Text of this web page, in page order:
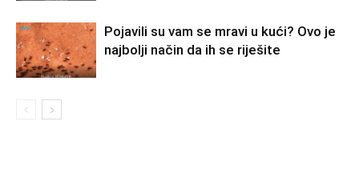
Pojavili su vam se mravi u kući? Ovo je
najbolji način da ih se riješite